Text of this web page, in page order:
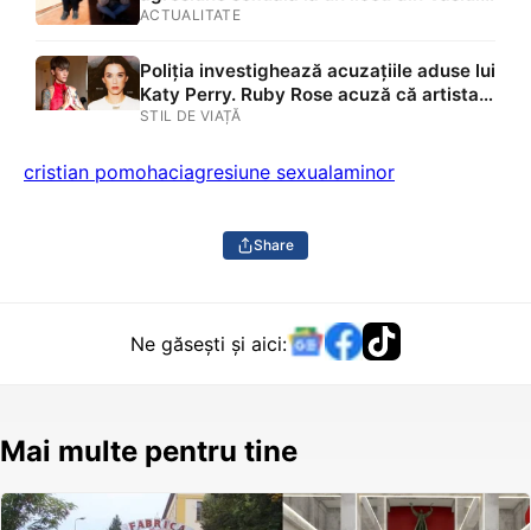
Adolescentă de 15 ani, denigrată public
ACTUALITATE
Poliția investighează acuzațiile aduse lui
Katy Perry. Ruby Rose acuză că artista
ar fi agresat-o sexual într-un club de
STIL DE VIAȚĂ
cristian pomohaciagresiune sexualaminor
Share
Ne găsești și aici:
Mai multe pentru tine